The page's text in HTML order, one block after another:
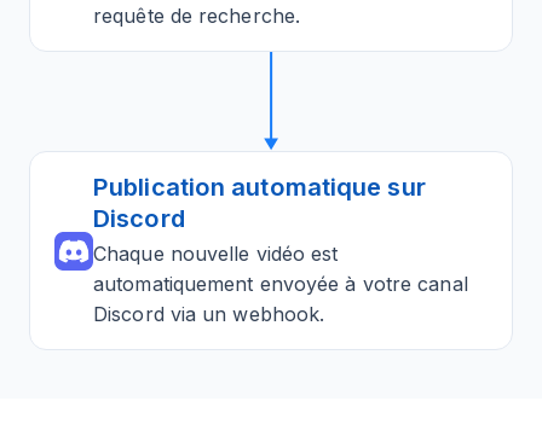
requête de recherche.
Publication automatique sur
Discord
Chaque nouvelle vidéo est
automatiquement envoyée à votre canal
Discord via un webhook.